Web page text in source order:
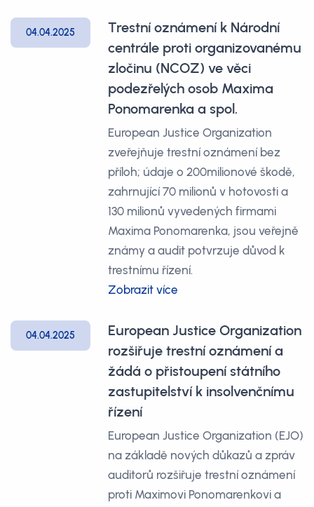
04.04.2025
Trestní oznámení k Národní
centrále proti organizovanému
zločinu (NCOZ) ve věci
podezřelých osob Maxima
Ponomarenka a spol.
European Justice Organization
zveřejňuje trestní oznámení bez
příloh; údaje o 200milionové škodě,
zahrnující 70 milionů v hotovosti a
130 milionů vyvedených firmami
Maxima Ponomarenka, jsou veřejně
známy a audit potvrzuje důvod k
trestnímu řízení.
Zobrazit více
04.04.2025
European Justice Organization
rozšiřuje trestní oznámení a
žádá o přistoupení státního
zastupitelství k insolvenčnímu
řízení
European Justice Organization (EJO)
na základě nových důkazů a zpráv
auditorů rozšiřuje trestní oznámení
proti Maximovi Ponomarenkovi a